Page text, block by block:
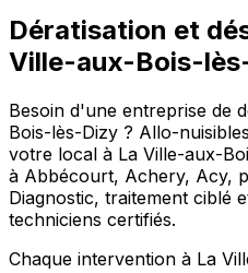
Dératisation et
Ville-aux-Bois-
Besoin d'une entreprise de
Bois-lès-Dizy ? Allo-
votre local à La Ville-aux-
à Abbécourt, Achery, Acy,
Diagnostic, traitement ciblé
techniciens certifiés.
Chaque intervention à La